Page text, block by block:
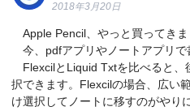
2018年3月20日
Apple Pencil、やっと買ってきま
今、pdfアプリやノートアプリで
FlexcilとLiquid Txtを比べると、
択できます。Flexcilの場合、広い
け選択してノートに移すのがやり